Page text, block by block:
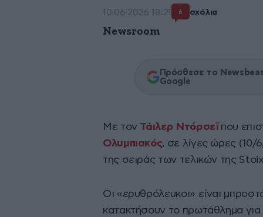
10·06·2026 18:21 6 σχόλια
Newsroom
Πρόσθεσε το
Google
Με τον Τάιλερ Ντόρσεϊ που
Ολυμπιακός, σε λίγες ώρες (10/
της σειράς των τελικών της
Οι «ερυθρόλευκοι» είναι
κατακτήσουν το πρωτάθλημα